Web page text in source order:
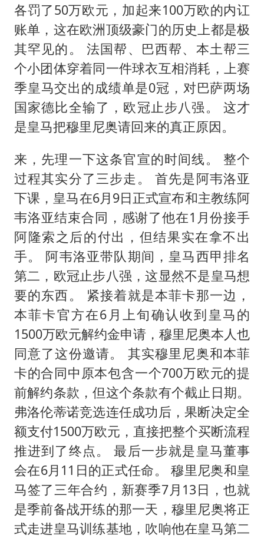
各罚了50万欧元，加起来100万欧的内讧
账单，这在欧洲顶级豪门的历史上都是极
其罕见的。 法国帮、巴西帮、本土帮三
个小团体穿着同一件球衣互相消耗，上赛
季皇马交出的成绩单是0冠，对巴萨两场
国家德比全输了，欧冠止步八强。 这才
是皇马把穆里尼奥请回来的真正原因。
来，先理一下这条官宣的时间线。 整个
过程其实分了三步走。 首先是阿韦洛亚
下课，皇马在6月9日正式宣布和主教练阿
韦洛亚结束合同，感谢了他在1月份接手
阿隆索之后的付出，但结果实在拿不出
手。 阿韦洛亚带队期间，皇马西甲排名
第二，欧冠止步八强，这显然不是皇马想
要的东西。 紧接着就是本菲卡那一边，
本菲卡官方在6月上旬确认收到皇马的
1500万欧元解约金申请，穆里尼奥本人也
同意了这份邀请。 其实穆里尼奥和本菲
卡的合同中原本包含一个700万欧元的提
前解约条款，但这个条款有个截止日期。
弗洛伦蒂诺竞选连任成功后，果断决定全
额支付1500万欧元，直接把整个买断流程
推进到了终点。 最后一步就是皇马董事
会在6月11日的正式任命。 穆里尼奥和皇
马签了三年合约，新赛季7月13日，也就
是季前备战开练的那一天，穆里尼奥将正
式走进皇马训练基地，吹响他在皇马第二